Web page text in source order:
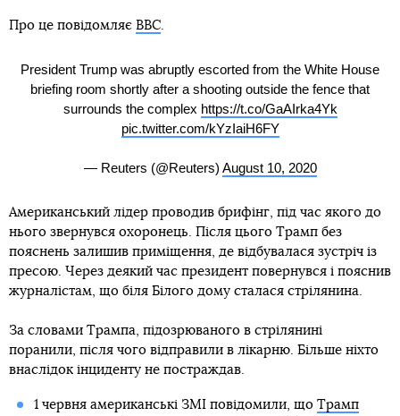
Про це повідомляє ВВС
President Trump was abruptly escorted from the White House
briefing room shortly after a shooting outside the fence that
surrounds the complex https://t.co/GaAIrka4Yk
pic.twitter.com/kYzIaiH6FY
— Reuters (@Reuters) August 10, 2020
Американський лідер проводив брифінг, під час якого до
нього звернувся охоронець. Після цього Трамп без
пояснень залишив приміщення, де відбувалася зустріч із
пресою. Через деякий час президент повернувся і пояснив
журналістам, що біля Білого дому сталася стрілянина.
За словами Трампа, підозрюваного в стрілянині
поранили, після чого відправили в лікарню. Більше ніхто
внаслідок інциденту не постраждав.
1 червня американські ЗМІ повідомили, що Трамп